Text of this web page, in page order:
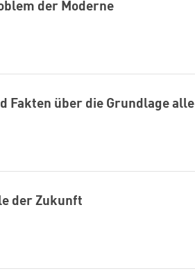
der Moderne
Fakten über die Grundlage
der Zukunft